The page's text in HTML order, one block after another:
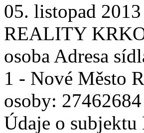
05. listopad 2013
REALITY
osoba Adresa
1 - Nové Město
osoby:
Údaje o